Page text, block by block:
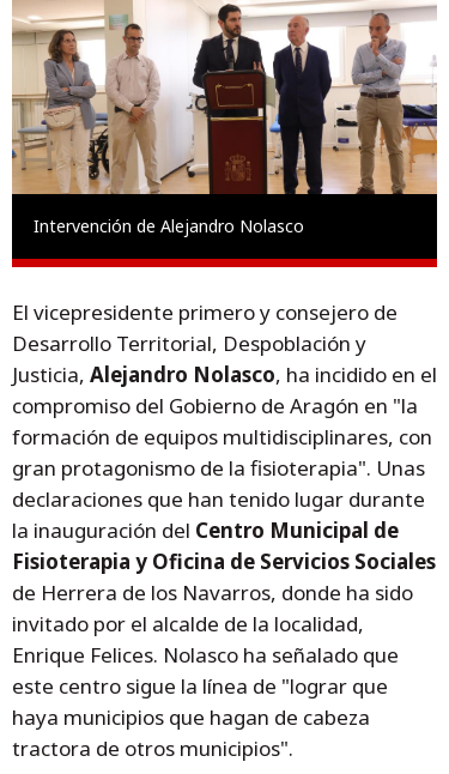
Intervención de Alejandro Nolasco
El vicepresidente primero y consejero de
Desarrollo Territorial, Despoblación y
Justicia, Alejandro Nolasco, ha incidido en el
compromiso del Gobierno de Aragón en "la
formación de equipos multidisciplinares, con
gran protagonismo de la fisioterapia". Unas
declaraciones que han tenido lugar durante
la inauguración del Centro Municipal de
Fisioterapia y Oficina de Servicios Sociales
de Herrera de los Navarros, donde ha sido
invitado por el alcalde de la localidad,
Enrique Felices. Nolasco ha señalado que
este centro sigue la línea de "lograr que
haya municipios que hagan de cabeza
tractora de otros municipios".